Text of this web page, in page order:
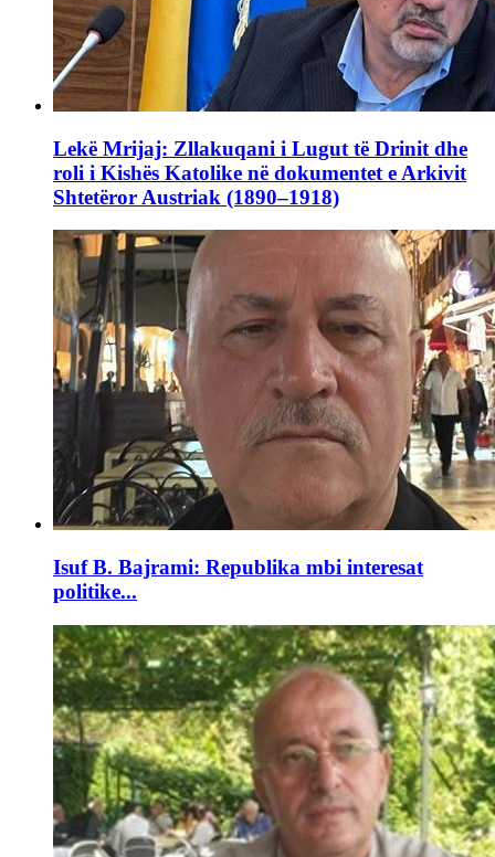
Lekë Mrijaj: Zllakuqani i Lugut të Drinit dhe
roli i Kishës Katolike në dokumentet e Arkivit
Shtetëror Austriak (1890–1918)
Isuf B. Bajrami: Republika mbi interesat
politike...